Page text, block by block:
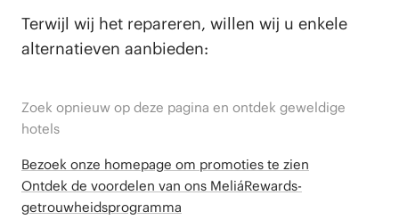
Terwijl wij het repareren, willen wij u enkele
alternatieven aanbieden:
Zoek opnieuw op deze pagina en ontdek geweldige
hotels
Bezoek onze homepage om promoties te zien
Ontdek de voordelen van ons MeliáRewards-
getrouwheidsprogramma